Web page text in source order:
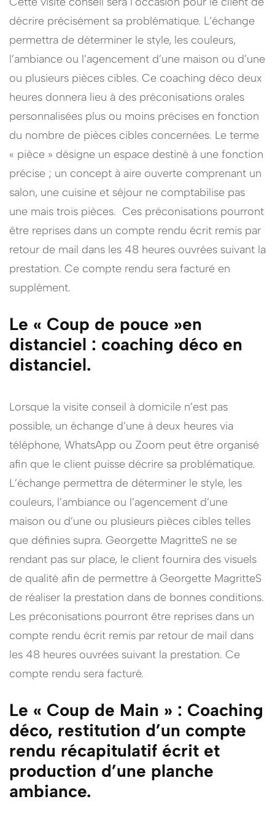
décrire précisément sa problématique. L’échange
permettra de déterminer le style, les couleurs,
l’ambiance ou l’agencement d’une maison ou d’une
ou plusieurs pièces cibles. Ce coaching déco deux
heures donnera lieu à des préconisations orales
personnalisées plus ou moins précises en fonction
du nombre de pièces cibles concernées. Le terme
« pièce » désigne un espace destiné à une fonction
précise ; un concept à aire ouverte comprenant un
salon, une cuisine et séjour ne comptabilise pas
une mais trois pièces. Ces préconisations pourront
être reprises dans un compte rendu écrit remis par
retour de mail dans les 48 heures ouvrées suivant la
prestation. Ce compte rendu sera facturé en
supplément.
Le « Coup de pouce »en
distanciel : coaching déco en
distanciel.
Lorsque la visite conseil à domicile n’est pas
possible, un échange d’une à deux heures via
téléphone, WhatsApp ou Zoom peut être organisé
afin que le client puisse décrire sa problématique.
L’échange permettra de déterminer le style, les
couleurs, l’ambiance ou l’agencement d’une
maison ou d’une ou plusieurs pièces cibles telles
que définies supra. Georgette MagritteS ne se
rendant pas sur place, le client fournira des visuels
de qualité afin de permettre à Georgette MagritteS
de réaliser la prestation dans de bonnes conditions.
Les préconisations pourront être reprises dans un
compte rendu écrit remis par retour de mail dans
les 48 heures ouvrées suivant la prestation. Ce
compte rendu sera facturé.
Le « Coup de Main » : Coaching
déco, restitution d’un compte
rendu récapitulatif écrit et
production d’une planche
ambiance.